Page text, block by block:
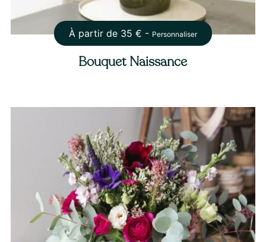
À partir de 35 € - Personnaliser
Bouquet Naissance